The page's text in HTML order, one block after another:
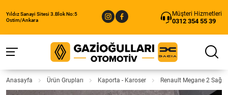
Yıldız Sanayi Sitesi 3.Blok No:5
Ostim/Ankara
Müşteri Hizmetleri
0312 354 55 39
Anasayfa Ürün Grupları Kaporta - Karoser Renault Megane 2 Sağ